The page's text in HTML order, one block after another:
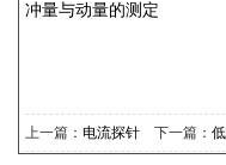
冲量与动量的测定
上一篇： 电流探针 下一篇：